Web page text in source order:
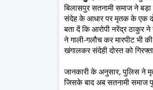
बिलासपुर सतनामी समाज ने
संदेह के आधार पर मृतक के एक
बता दें कि आरोपी नरेंद्र ठाकुर
ने गाली-गलौच कर मारपीट भी
खंगालकर संदेही दोस्त को
जानकारी के अनुसार, पुलिस ने
जिसके बाद अब सतनामी समाज